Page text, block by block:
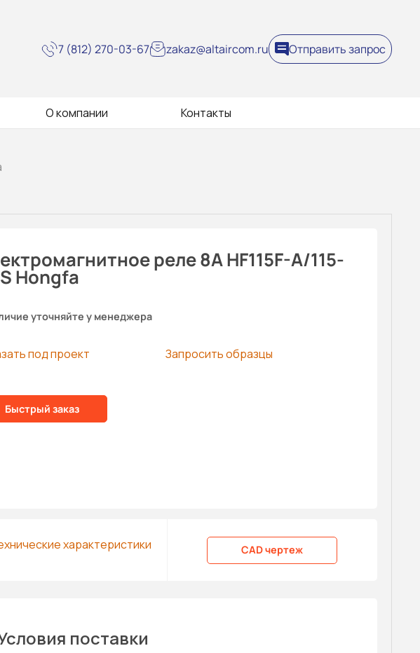
7 (812) 270-03-67 zakaz@altaircom.ru Отправить запрос
О компании Контакты
реле 8A HF115F-A/115-
Hongfa
уточняйте у менеджера
под проект Запросить образцы
Быстрый заказ
характеристики CAD чертеж
поставки